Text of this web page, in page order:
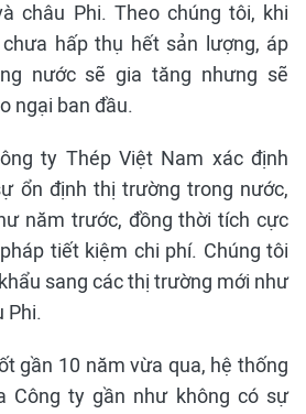
châu Phi. Theo chúng tôi, khi
hấp thụ hết sản lượng, áp
nước sẽ gia tăng nhưng sẽ
ngại ban đầu.
ty Thép Việt Nam xác định
ổn định thị trường trong nước,
năm trước, đồng thời tích cực
tiết kiệm chi phí. Chúng tôi
sang các thị trường mới như
Phi.
gần 10 năm vừa qua, hệ thống
Công ty gần như không có sự